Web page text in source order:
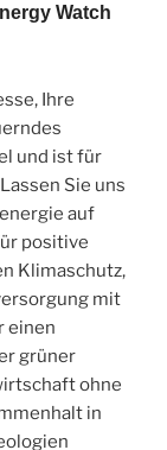
Watch
Ihre
und ist für
Sie uns
auf
positive
Klimaschutz,
mit
einen
grüner
ohne
in